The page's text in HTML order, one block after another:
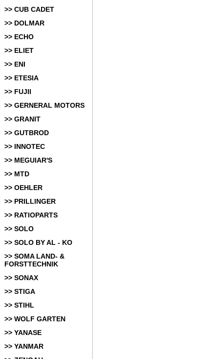
>> CUB CADET
>> DOLMAR
>> ECHO
>> ELIET
>> ENI
>> ETESIA
>> FUJII
>> GERNERAL MOTORS
>> GRANIT
>> GUTBROD
>> INNOTEC
>> MEGUIAR'S
>> MTD
>> OEHLER
>> PRILLINGER
>> RATIOPARTS
>> SOLO
>> SOLO BY AL - KO
>> SOMA LAND- &
FORSTTECHNIK
>> SONAX
>> STIGA
>> STIHL
>> WOLF GARTEN
>> YANASE
>> YANMAR